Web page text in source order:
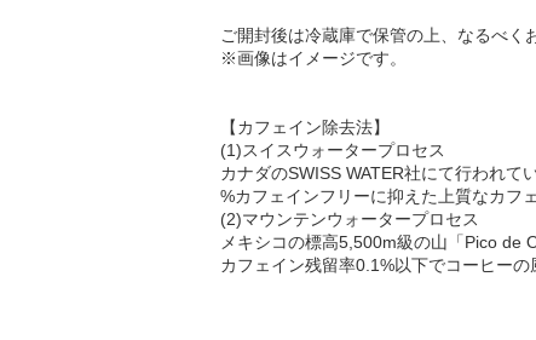
ご開封後は冷蔵庫で保管の上、なるべく
※画像はイメージです。
【カフェイン除去法】
(1)スイスウォータープロセス
カナダのSWISS WATER社にて行われ
%カフェインフリーに抑えた上質なカフ
(2)マウンテンウォータープロセス
メキシコの標高5,500m級の山「Pico de
カフェイン残留率0.1%以下でコーヒー